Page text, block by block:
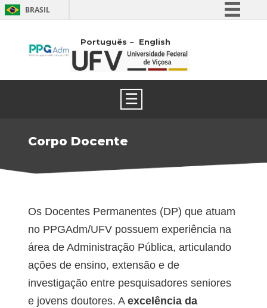
BRASIL
Comunica BR
Participe
Português English
☰
Corpo Docente
Os Docentes Permanentes (DP) que atuam
no PPGAdm/UFV possuem experiência na
área de Administração Pública, articulando
ações de ensino, extensão e de
investigação entre pesquisadores seniores
e jovens doutores. A excelência da